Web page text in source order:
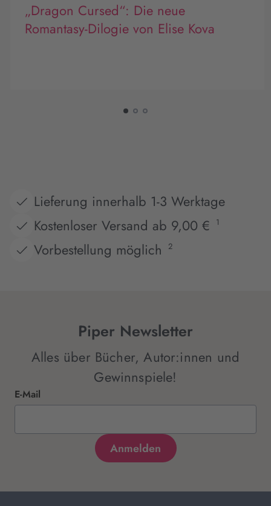
„Dragon Cursed“: Die neue
Romantasy-Dilogie von Elise Kova
Lieferung innerhalb 1-3 Werktage
Kostenloser Versand ab 9,00 €
1
Vorbestellung möglich 2
Piper Newsletter
Alles über Bücher, Autor:innen und
Gewinnspiele!
E-Mail